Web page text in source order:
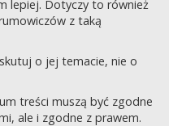
lepiej. Dotyczy to również
z taką
o jej temacie, nie o
treści muszą być zgodne
ale i zgodne z prawem.